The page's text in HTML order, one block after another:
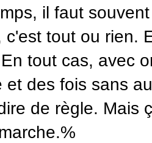
il faut
c'est tout ou rien.
tout cas, avec
et des fois sans
de règle. Mais